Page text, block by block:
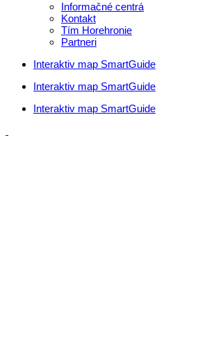
Informačné centrá
Kontakt
Tím Horehronie
Partneri
Interaktiv map SmartGuide
Interaktiv map SmartGuide
Interaktiv map SmartGuide